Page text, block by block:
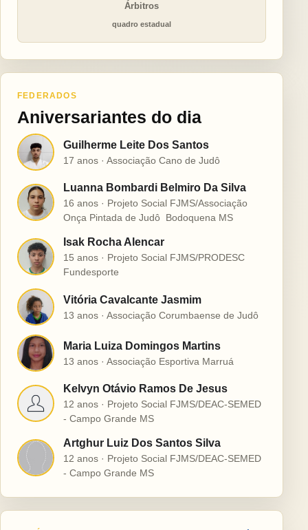
Árbitros
quadro estadual
FEDERADOS
Aniversariantes do dia
G Guilherme Leite Dos Santos
17 anos · Associação Cano de Judô
L
Luanna Bombardi Belmiro Da Silva
16 anos · Projeto Social FJMS/Associação
Onça Pintada de Judô  Bodoquena MS
I
Isak Rocha Alencar
15 anos · Projeto Social FJMS/PRODESC
Fundesporte
V Vitória Cavalcante Jasmim
13 anos · Associação Corumbaense de Judô
M Maria Luiza Domingos Martins
13 anos · Associação Esportiva Marruá
K
Kelvyn Otávio Ramos De Jesus
12 anos · Projeto Social FJMS/DEAC-SEMED
- Campo Grande MS
Artghur Luiz Dos Santos Silva
12 anos · Projeto Social FJMS/DEAC-SEMED
- Campo Grande MS